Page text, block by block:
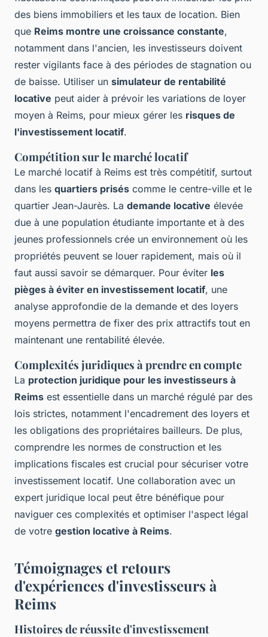
des biens immobiliers et les taux de location. Bien
que Reims montre une croissance constante,
notamment dans l'ancien, les investisseurs doivent
rester vigilants face à des périodes de stagnation ou
de baisse. Utiliser un simulateur de rentabilité
locative peut aider à prévoir les variations de loyer
moyen à Reims, pour mieux gérer les risques de
l'investissement locatif.
Compétition sur le marché locatif
Le marché locatif à Reims est très compétitif, surtout
dans les quartiers prisés comme le centre-ville et le
quartier Jean-Jaurès. La demande locative élevée
due à une population étudiante importante et à des
jeunes professionnels crée un environnement où les
propriétés peuvent se louer rapidement, mais où il
faut aussi savoir se démarquer. Pour éviter les
pièges à éviter en investissement locatif, une
analyse approfondie de la demande et des loyers
moyens permettra de fixer des prix attractifs tout en
maintenant une rentabilité élevée.
Complexités juridiques à prendre en compte
La protection juridique pour les investisseurs à
Reims est essentielle dans un marché régulé par des
lois strictes, notamment l'encadrement des loyers et
les obligations des propriétaires bailleurs. De plus,
comprendre les normes de construction et les
implications fiscales est crucial pour sécuriser votre
investissement locatif. Une collaboration avec un
expert juridique local peut être bénéfique pour
naviguer ces complexités et optimiser l'aspect légal
de votre gestion locative à Reims.
Témoignages et retours
d'expériences d'investisseurs à
Reims
Histoires de réussite d'investissement